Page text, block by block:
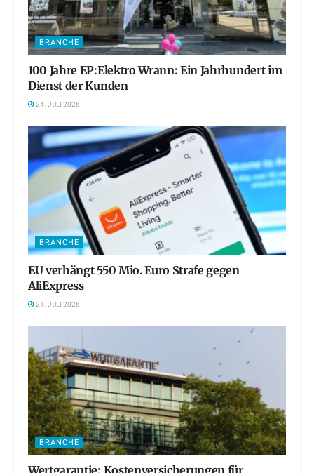
BRANCHE
100 Jahre EP:Elektro Wrann: Ein Jahrhundert im
Dienst der Kunden
24. JULI 2026
BRANCHE
EU verhängt 550 Mio. Euro Strafe gegen
AliExpress
21. JULI 2026
BRANCHE
Wertgarantie: Kostenversicherungen für